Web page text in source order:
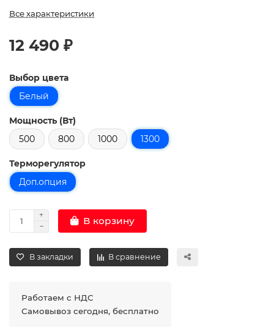
Все характеристики
12 490 ₽
Выбор цвета
Белый
Мощность (Вт)
500
800 1000 1300
Терморегулятор
Доп.опция
В корзину
В закладки В сравнение
Работаем с НДС
Самовывоз сегодня, бесплатно